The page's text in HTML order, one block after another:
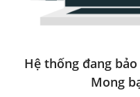
Hệ thống đang
Mong